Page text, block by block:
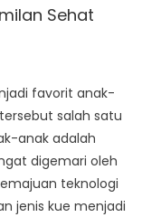
Sehat
favorit anak-
salah satu
anak adalah
digemari oleh
teknologi
jenis kue menjadi